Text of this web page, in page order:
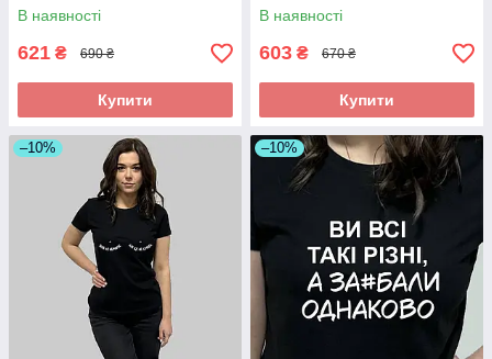
В наявності
621 ₴ 690 ₴
Купити
В наявності
603 ₴ 670 ₴
Купити
–10% –10%